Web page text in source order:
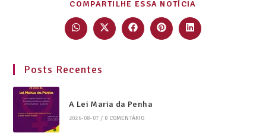
COMPARTILHE ESSA NOTÍCIA
Posts Recentes
A Lei Maria da Penha
2026-08-07 / 0 COMENTÁRIO